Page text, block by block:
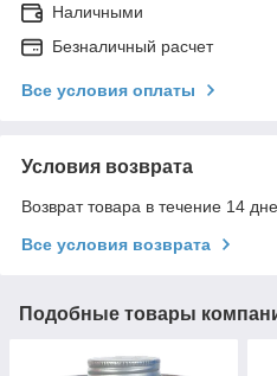
Наличными
Безналичный расчет
Все условия оплаты
Условия возврата
Возврат товара в течение 14
Все условия возврата
Подобные товары